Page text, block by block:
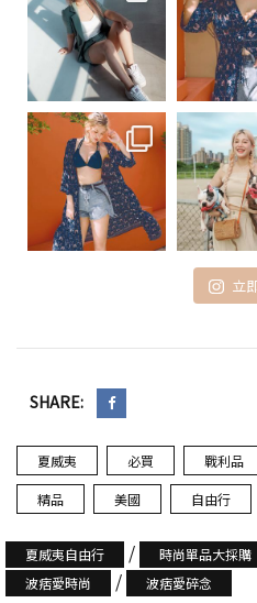
立
SHARE:
夏威夷 必買 戰利品
精品 美國 自由行
夏威夷自由行 / 時尚單品大採購
波痞愛時尚 / 波痞愛碎念